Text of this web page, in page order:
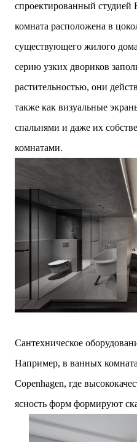
спроектированный студией
комната расположена в
существующего жилого
серию узких двориков
растительностью, они
также как визуальные
спальнями и даже их
комнатами.
Сантехническое
Например, в ванных
Copenhagen, где
ясность форм формируют